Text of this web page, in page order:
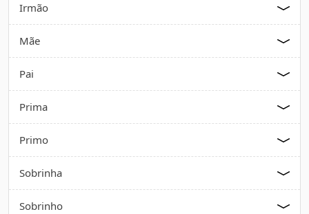
Irmão
Mãe
Pai
Prima
Primo
Sobrinha
Sobrinho